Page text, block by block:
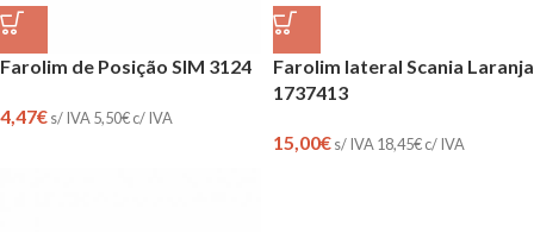
Farolim de Posição SIM 3124
4,47€s/ IVA 5,50€c/ IVA
Farolim lateral Scania Laranja
1737413
15,00€s/ IVA 18,45€c/ IVA